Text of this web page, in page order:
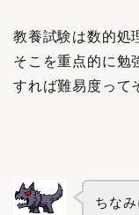
教養試験は数的処
そこを重点的に勉
すれば難易度って
ちな